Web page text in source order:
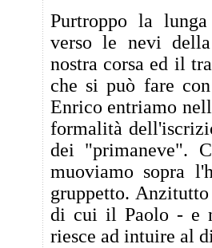
Purtroppo la
verso le nevi
nostra corsa ed il
che si può fare
Enrico entriamo
formalità
dei "primaneve".
muoviamo sopra
gruppetto.
di cui il Paolo - e
riesce ad intuire al